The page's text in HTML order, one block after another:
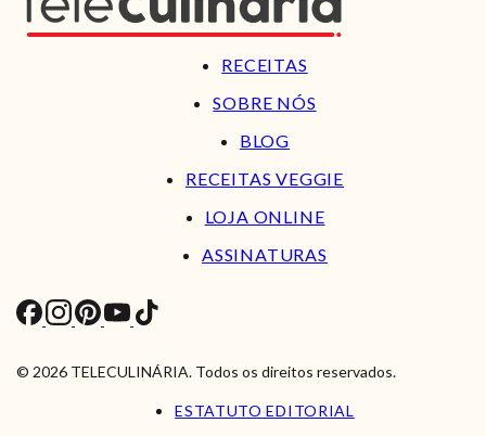
RECEITAS
SOBRE NÓS
BLOG
RECEITAS VEGGIE
LOJA ONLINE
ASSINATURAS
© 2026 TELECULINÁRIA. Todos os direitos reservados.
ESTATUTO EDITORIAL